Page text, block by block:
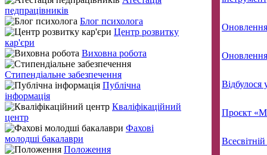
педпрацівників
Блог психолога
Центр розвитку
кар'єри
Виховна робота
Стипендіальне забезпечення
Публічна
інформація
Кваліфікаційний
центр
Фахові
молодші бакалаври
Положення
Оновлення
Оновлення
Відбулося
Проєкт